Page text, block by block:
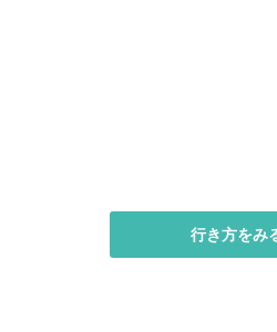
行き方をみ